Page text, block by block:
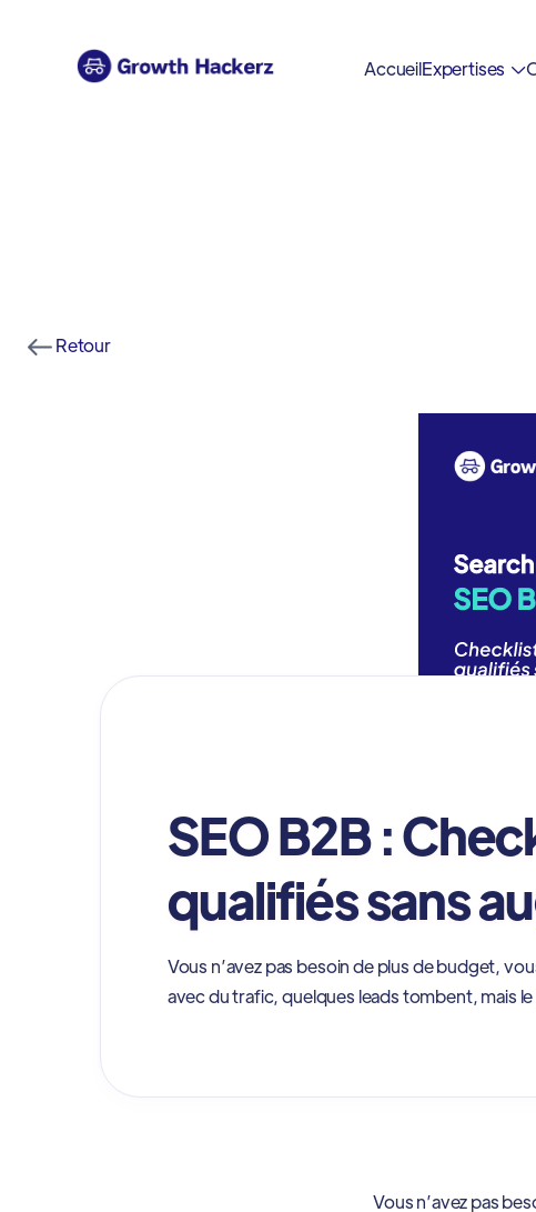
AccueilExpertises 
Retour
SEO B2B :
qualifiés sans
Vous n’avez pas besoin de plus de budget,
avec du trafic, quelques leads tombent, mais
Vous n’avez pas